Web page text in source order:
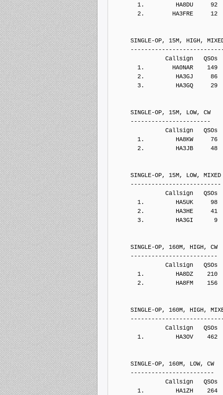
1.         HA8DU     92
2.        HA3FRE     12
SINGLE-OP, 15M, HIGH,
Callsign   QSOs  Points
1.        HA0NAR    149
2.         HA3GJ     86
3.         HA3GQ     29
SINGLE-OP, 15M, LOW, CW
-----------------------
Callsign   QSOs  Points
1.         HA8KW     76
2.         HA3JB     48
SINGLE-OP, 15M, LOW, MIXED
--------------------------
Callsign   QSOs  Points
1.         HA5UK     98
2.         HA3HE     41
3.         HA3GI      9
SINGLE-OP, 160M, HIGH, CW
-------------------------
Callsign   QSOs  Points
1.         HA8DZ    210
2.         HA8FM    156
SINGLE-OP, 160M, HIGH,
Callsign   QSOs  Points
1.         HA3OV    462
SINGLE-OP, 160M, LOW, CW
------------------------
Callsign   QSOs  Points
1.         HA1ZH    264